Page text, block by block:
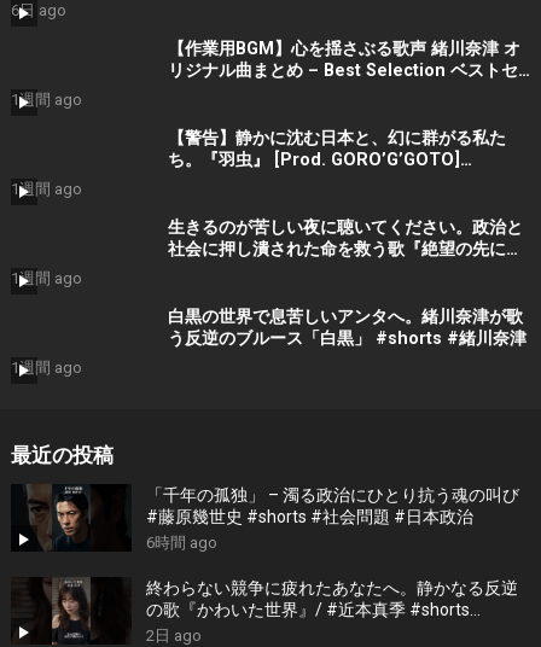
6日 ago
【作業用BGM】心を揺さぶる歌声 緒川奈津 オ
リジナル曲まとめ – Best Selection ベストセ
1週間 ago
【警告】静かに沈む日本と、幻に群がる私た
ち。『羽虫』 [Prod. GORO’G’GOTO]
1週間 ago
生きるのが苦しい夜に聴いてください。政治と
社会に押し潰された命を救う歌『絶望の先に』
1週間 ago
白黒の世界で息苦しいアンタへ。緒川奈津が歌
う反逆のブルース「白黒」 #shorts #緒川奈津
1週間 ago
最近の投稿
「千年の孤独」 – 濁る政治にひとり抗う魂の叫び
#藤原幾世史 #shorts #社会問題 #日本政治
6時間 ago
終わらない競争に疲れたあなたへ。静かなる反逆
の歌『かわいた世界』/ #近本真季 #shorts
#music
2日 ago